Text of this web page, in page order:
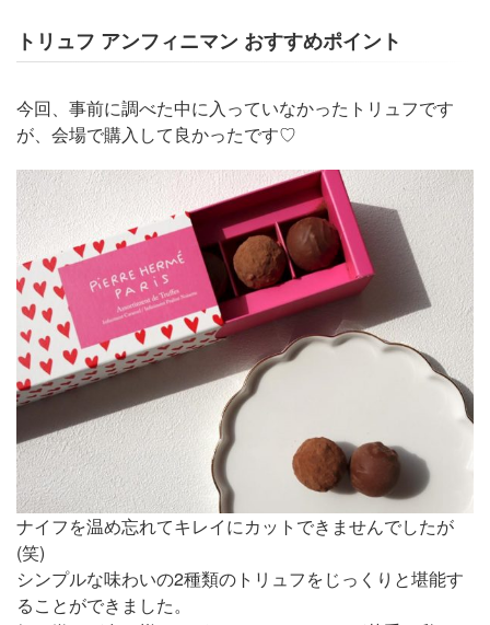
トリュフ アンフィニマン おすすめポイント
今回、事前に調べた中に入っていなかったトリュフです
が、会場で購入して良かったです♡
ナイフを温め忘れてキレイにカットできませんでしたが
(笑)
シンプルな味わいの2種類のトリュフをじっくりと堪能す
ることができました。